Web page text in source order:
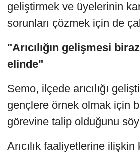
geliştirmek ve üyelerinin
sorunları çözmek için de
"Arıcılığın gelişmesi
elinde"
Semo, ilçede arıcılığı
gençlere örnek olmak için
görevine talip olduğunu
Arıcılık faaliyetlerine ilişkin